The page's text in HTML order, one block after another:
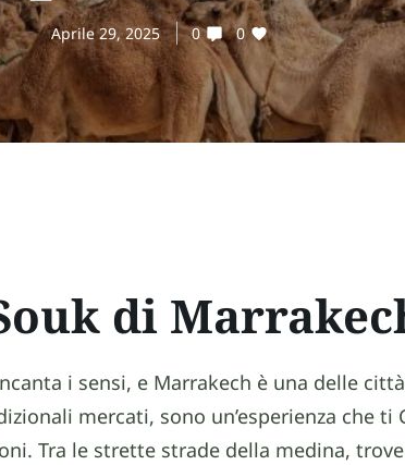
Aprile 29, 2025 0 0
di
i sensi, e Marrakech è una delle
mercati, sono un’esperienza che ti
Tra le strette strade della medina,